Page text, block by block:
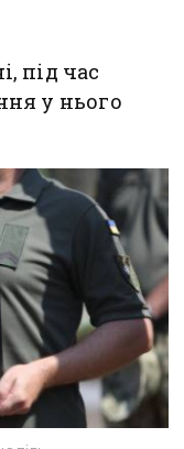
під час
у нього